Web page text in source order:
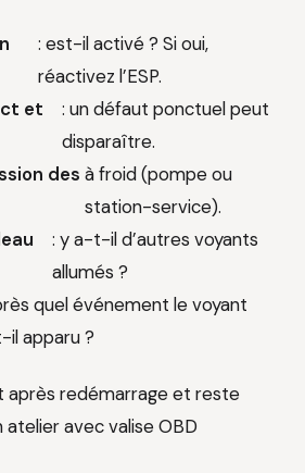
: est-il activé ? Si oui,
réactivez l’ESP.
et
: un défaut ponctuel peut
disparaître.
des à froid (pompe ou
station-service).
: y a-t-il d’autres voyants
allumés ?
quel événement le voyant
il apparu ?
après redémarrage et reste
atelier avec valise OBD